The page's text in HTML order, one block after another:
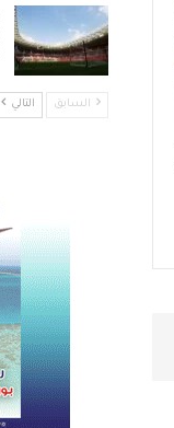
السابق التالي